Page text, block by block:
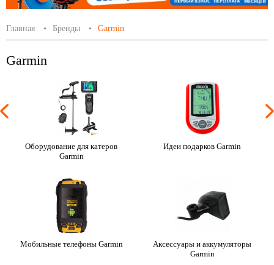
Главная Бренды Garmin
Garmin
Оборудование для катеров
Garmin
Идеи подарков Garmin
Мобильные телефоны Garmin
Аксессуары и аккумуляторы
Garmin